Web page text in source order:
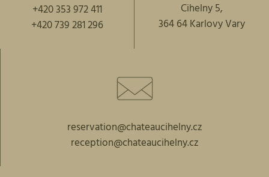
+420 353 972 411
+420 739 281 296
Cihelny 5,
364 64 Karlovy Vary
reservation@chateaucihelny.cz
reception@chateaucihelny.cz